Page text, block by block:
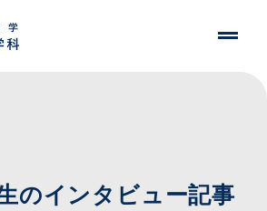
のインタビュー記事